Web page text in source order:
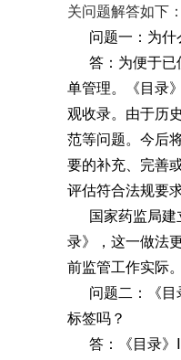
关问题解答如下
问题一：为
答：为便于已
单管理。《目录
观收录。由于历
范等问题。今后
要的补充、完善
评估符合法规要
国家药监局
录》，这一做法
前监管工作实际
问题二：《目
标签吗？
答：《目录》